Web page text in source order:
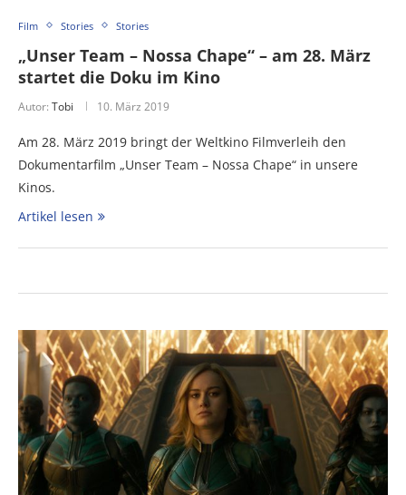
Film Stories Stories
„Unser Team – Nossa Chape“ – am 28. März
startet die Doku im Kino
Autor: Tobi 10. März 2019
Am 28. März 2019 bringt der Weltkino Filmverleih den
Dokumentarfilm „Unser Team – Nossa Chape“ in unsere
Kinos.
Artikel lesen